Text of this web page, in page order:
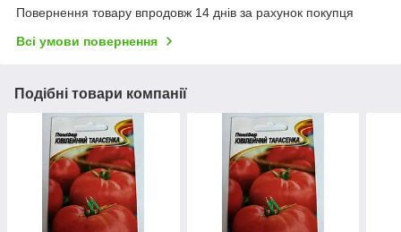
Повернення товару впродовж 14 днів за рахунок покупця
Всі умови повернення
Подібні товари компанії